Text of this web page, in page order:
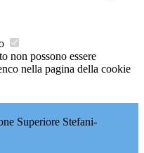
non possono essere
nella pagina della cookie
Superiore Stefani-